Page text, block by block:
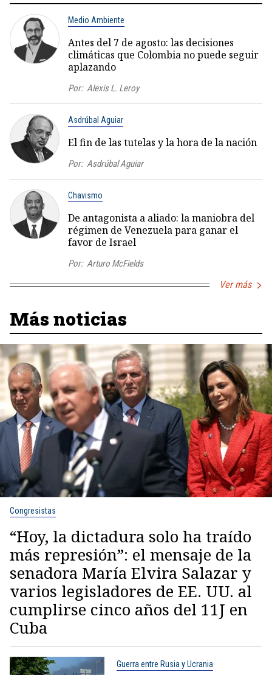
Medio Ambiente
Antes del 7 de agosto: las decisiones
climáticas que Colombia no puede seguir
aplazando
Por: Alexis L. Leroy
Asdrúbal Aguiar
El fin de las tutelas y la hora de la nación
Por: Asdrúbal Aguiar
Chavismo
De antagonista a aliado: la maniobra del
régimen de Venezuela para ganar el
favor de Israel
Por: Arturo McFields
Ver más
Más noticias
Congresistas
“Hoy, la dictadura solo ha traído
más represión”: el mensaje de la
senadora María Elvira Salazar y
varios legisladores de EE. UU. al
cumplirse cinco años del 11J en
Cuba
Guerra entre Rusia y Ucrania